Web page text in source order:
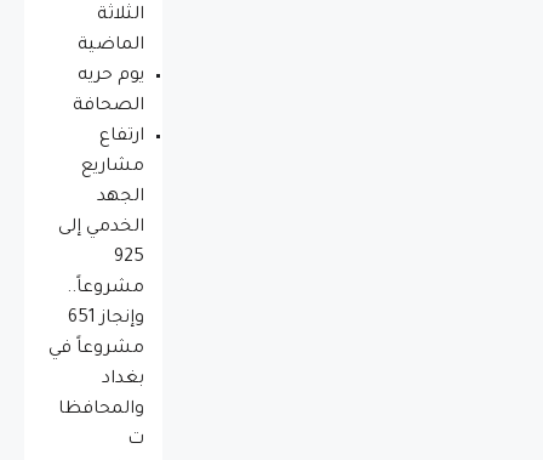
الثلاثة
الماضية
يوم حريه
الصحافة
ارتفاع
مشاريع
الجهد
الخدمي إلى
925
مشروعاً..
وإنجاز 651
مشروعاً في
بغداد
والمحافظا
ت